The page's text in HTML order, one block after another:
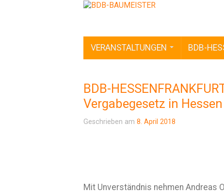
VERANSTALTUNGEN BDB-
BDB-
Vergabegesetz in Hessen
Geschrieben am 8. April 2018
Mit Unverständnis nehmen Andreas